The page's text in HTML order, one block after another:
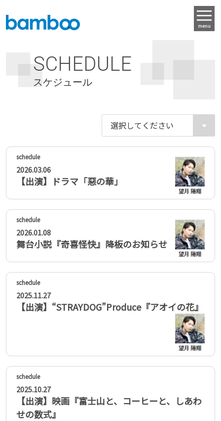
menu
SCHEDULE
スケジュール
2026.03.06
【出演】ドラマ「惡の華」
望月 陽翔
2026.01.08
舞台小説『奇喜怪快』降板のお知らせ
望月 陽翔
2025.11.27
【出演】“STRAYDOG”Produce『アオイの花』
望月 陽翔
2025.10.27
【出演】映画『富士山と、コーヒーと、しあわ
せの数式』